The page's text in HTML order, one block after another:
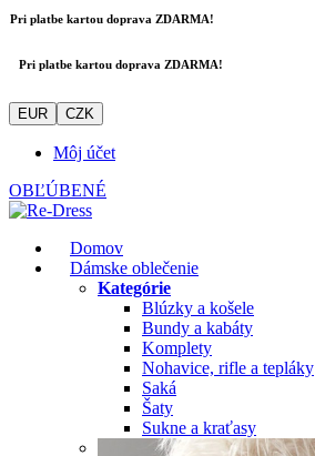
Pri platbe kartou doprava ZDARMA!
Pri platbe kartou doprava ZDARMA!
EUR CZK
Môj účet
OBĽÚBENÉ
Domov
Dámske oblečenie
Kategórie
Blúzky a košele
Bundy a kabáty
Komplety
Nohavice, rifle a tepláky
Saká
Šaty
Sukne a kraťasy